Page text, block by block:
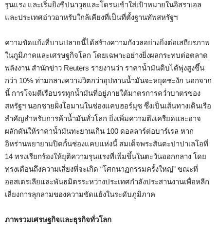
รุนแรง และเริ่มยิงขีปนาวุธและโดรนเข้าใส่เป้าหมายในอิสราเอล
และประเทศอ่าวอาหรับใกล้เคียงที่เป็นที่ตั้งฐานทัพสหรัฐฯ
ความขัดแย้งที่บานปลายนี้ได้สร้างความกังวลอย่างยิ่งต่อเสถียรภาพ
ในภูมิภาคและเศรษฐกิจโลก โดยเฉพาะอย่างยิ่งผลกระทบต่อตลาด
พลังงาน สำนักข่าว Reuters รายงานว่า ราคาน้ำมันดิบได้พุ่งสูงขึ้น
กว่า 10% ท่ามกลางความวิตกว่าอุปทานน้ำมันจะหยุดชะงัก นอกจาก
นี้ การโจมตีเรือบรรทุกน้ำมันที่อยู่ภายใต้มาตรการคว่ำบาตรของ
สหรัฐฯ นอกชายฝั่งโอมานในช่องแคบฮอร์มุซ ซึ่งเป็นเส้นทางเดินเรือ
สำคัญสำหรับการค้าน้ำมันทั่วโลก ยิ่งเพิ่มความตึงเครียดและอาจ
ผลักดันให้ราคาน้ำมันทะยานเกิน 100 ดอลลาร์ต่อบาร์เรล หาก
อิหร่านพยายามปิดกั้นช่องแคบแห่งนี้ สมเด็จพระสันตะปาปาเลโอที่
14 ทรงเรียกร้องให้ยุติความรุนแรงที่เพิ่มขึ้นในตะวันออกกลาง โดย
ทรงเตือนถึงความเสี่ยงที่จะเกิด “โศกนาฏกรรมครั้งใหญ่” ขณะที่
ออสเตรเลียและพันธมิตรระหว่างประเทศกำลังประสานงานเพื่อหลีก
เลี่ยงการลุกลามของความขัดแย้งในระดับภูมิภาค
ภาพรวมเศรษฐกิจและธุรกิจทั่วโลก